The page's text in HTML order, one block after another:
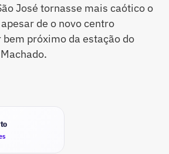
José tornasse mais caótico o
de o novo centro
próximo da estação do